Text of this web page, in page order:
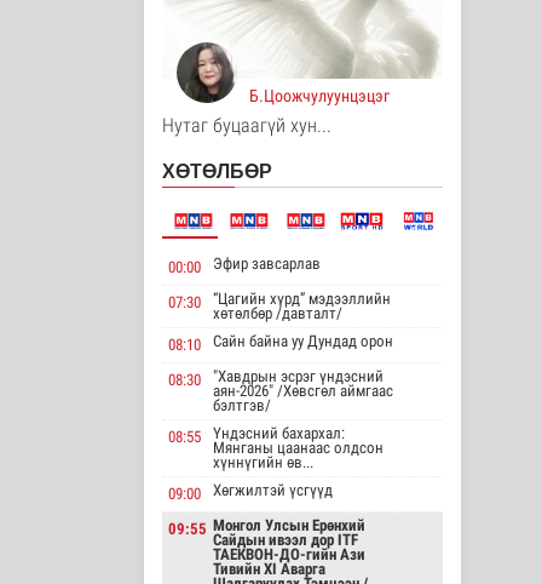
Дэлхийд
2 цаг 4 минутын өмнө
Европ даяар хэт
халалт эрчимжиж
байна
2 цаг 13 минутын өмнө
Голууд үертэй байна
Байгаль орчин
3 цаг 30 минутын өмнө
Нийслэлд 107 ШТС-
аар АИ 92
байна
Улс төр
3 цаг 37 минутын өмнө
Олон улсын
туршлага судлах
сургалт, дадлагад 14
..
Б.Цоожчулуунцэцэг
Нутаг буцаагүй хун...
ХӨТӨЛБӨР
00:00 Эфир завсарлав
07:30
“Цагийн хүрд” мэдээллийн
хөтөлбөр /давталт/
08:10
Сайн байна уу Дундад орон
08:30
"Хавдрын эсрэг үндэсний
аян-2026" /Хөвсгөл аймгаас
бэлтгэв/
08:55
Үндэсний бахархал:
Мянганы цаанаас олдсон
хүннүгийн өв...
09:00
Хөгжилтэй үсгүүд
09:55 Монгол Улсын Ерөнхий
Сайдын ивээл дор ITF
ТАЕКВОН-ДО-гийн Ази
Тивийн XI Аварга